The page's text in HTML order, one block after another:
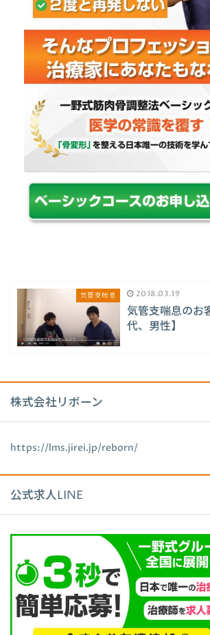
気管支喘息 2018.03.19
気管支喘息のお
代、男性】
株式会社リボーン
https://lms.jirei.jp/reborn/
公式求人LINE